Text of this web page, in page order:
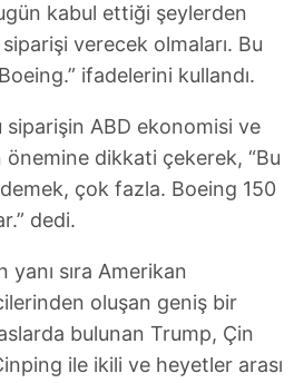
kabul ettiği şeylerden
verecek olmaları. Bu
ifadelerini kullandı.
ABD ekonomisi ve
önemine dikkati çekerek, “Bu
çok fazla. Boeing 150
dedi.
yanı sıra Amerikan
oluşan geniş bir
bulunan Trump, Çin
ile ikili ve heyetler arası